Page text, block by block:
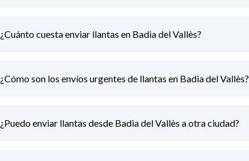
¿Cuánto cuesta enviar llantas en Badia del Vallès?
¿Cómo son los envíos urgentes de llantas en Badia del Vallès?
¿Puedo enviar llantas desde Badia del Vallès a otra ciudad?